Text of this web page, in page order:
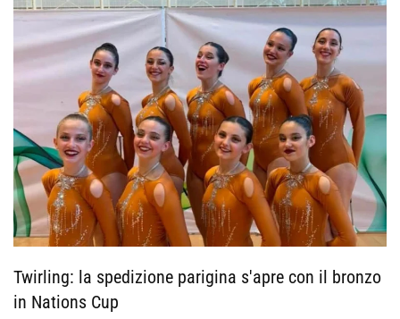
Twirling: la spedizione parigina s'apre con il bronzo
in Nations Cup